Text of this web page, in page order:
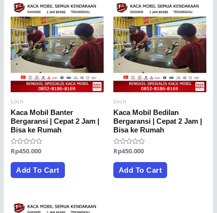
Locn
Kaca Mobil Banter
Bergaransi | Cepat 2 Jam |
Bisa ke Rumah
Rated
out
Rp450.000
Add To Cart
Locn
Kaca Mobil Bedilan
Bergaransi | Cepat 2 Jam |
Bisa ke Rumah
Rated
out
Rp450.000
Add To Cart